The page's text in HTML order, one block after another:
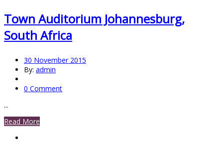
Town Auditorium Johannesburg,
South Africa
30 November 2015
By: admin
0 Comment
...
Read More